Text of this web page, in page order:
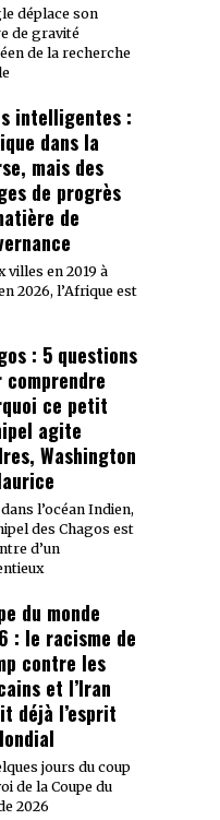
déplace son
de gravité
de la recherche
intelligentes :
dans la
mais des
de progrès
de
villes en 2019 à
2026, l’Afrique est
: 5 questions
comprendre
ce petit
agite
Washington
l’océan Indien,
des Chagos est
d’un
du monde
: le racisme de
contre les
et l’Iran
déjà l’esprit
jours du coup
de la Coupe du
2026